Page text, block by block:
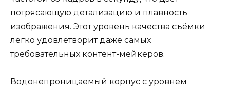
потрясающую детализацию и плавность
изображения. Этот уровень качества съёмки
легко удовлетворит даже самых
требовательных контент-мейкеров.
Водонепроницаемый корпус с уровнем